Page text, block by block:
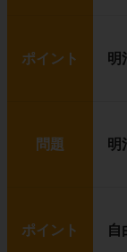
ポイント 明
問題 明
ポイント 自